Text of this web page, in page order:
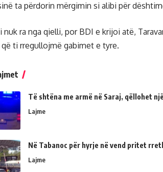
ta përdorin mërgimin si alibi për
nuk ra nga qielli, por BDI e krijoi atë,
ti rregullojmë gabimet e tyre.
Të shtëna me armë në Saraj, qëllohet
Lajme
Në Tabanoc për hyrje në vend pritet
Lajme